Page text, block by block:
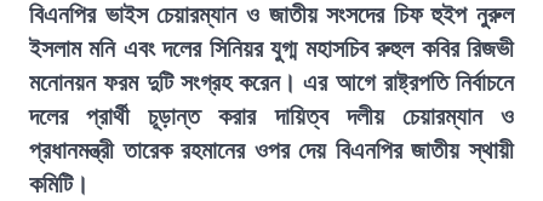
বিএনপির ভাইস চেয়ারম্যান ও জাতীয় সংসদের চিফ হুইপ নুরুল
ইসলাম মনি এবং দলের সিনিয়র যুগ্ম মহাসচিব রুহুল কবির রিজভী
মনোনয়ন ফরম দুটি সংগ্রহ করেন। এর আগে রাষ্ট্রপতি নির্বাচনে
দলের প্রার্থী চূড়ান্ত করার দায়িত্ব দলীয় চেয়ারম্যান ও
প্রধানমন্ত্রী তারেক রহমানের ওপর দেয় বিএনপির জাতীয় স্থায়ী
কমিটি।